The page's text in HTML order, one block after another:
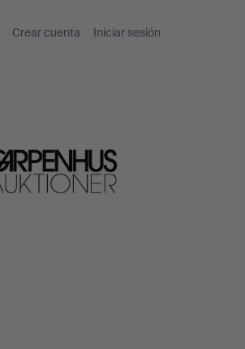
Crear cuenta Iniciar sesión